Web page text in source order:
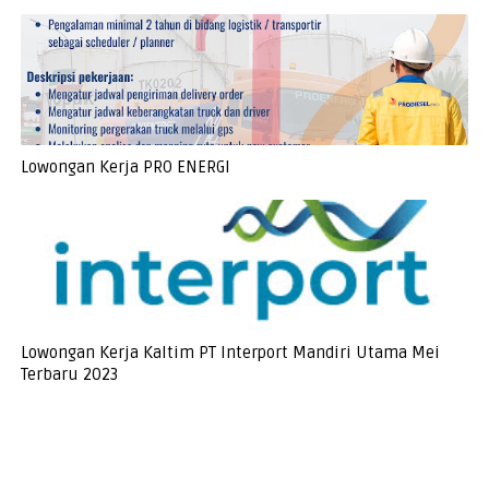
Lowongan Kerja PRO ENERGI
Lowongan Kerja Kaltim PT Interport Mandiri Utama Mei
Terbaru 2023